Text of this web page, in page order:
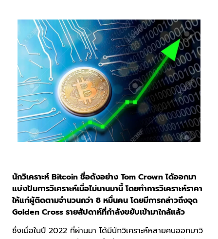
นักวิเคราะห์ Bitcoin ชื่อดังอย่าง Tom Crown ได้ออกมา
แบ่งปันการวิเคราะห์เมื่อไม่นานมานี้ โดยทำการวิเคราะห์ราคา
ให้แก่ผู้ติดตามจำนวนกว่า 8 หมื่นคน โดยมีการกล่าวถึงจุด
Golden Cross รายสัปดาห์ที่กำลังขยับเข้ามาใกล้แล้ว
ซึ่งเมื่อในปี 2022 ที่ผ่านมา ได้มีนักวิเคราะห์หลายคนออกมาวิ